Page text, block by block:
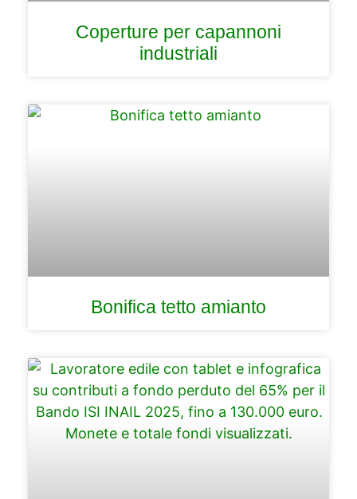
Coperture per capannoni
industriali
Bonifica tetto amianto